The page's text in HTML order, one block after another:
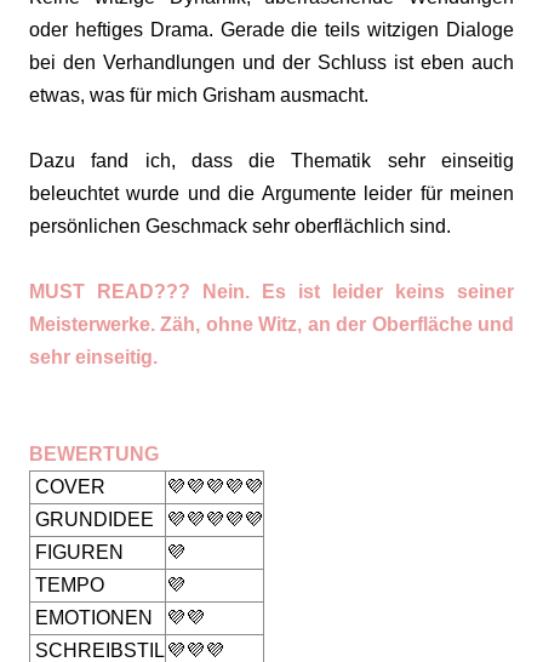
oder heftiges Drama. Gerade die teils witzigen Dialoge
bei den Verhandlungen und der Schluss ist eben auch
etwas, was für mich Grisham ausmacht.
Dazu fand ich, dass die Thematik sehr einseitig
beleuchtet wurde und die Argumente leider für meinen
persönlichen Geschmack sehr oberflächlich sind.
MUST READ??? Nein. Es ist leider keins seiner
Meisterwerke. Zäh, ohne Witz, an der Oberfläche und
sehr einseitig.
BEWERTUNG
COVER
💜💜💜💜💜
GRUNDIDEE
💜💜💜💜💜
FIGUREN
💜
TEMPO
💜
EMOTIONEN
💜💜
SCHREIBSTIL 💜💜💜